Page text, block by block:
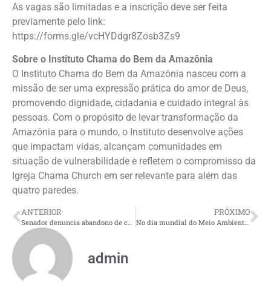
As vagas são limitadas e a inscrição deve ser feita
previamente pelo link:
https://forms.gle/vcHYDdgr8Zosb3Zs9
Sobre o Instituto Chama do Bem da Amazônia
O Instituto Chama do Bem da Amazônia nasceu com a
missão de ser uma expressão prática do amor de Deus,
promovendo dignidade, cidadania e cuidado integral às
pessoas. Com o propósito de levar transformação da
Amazônia para o mundo, o Instituto desenvolve ações
que impactam vidas, alcançam comunidades em
situação de vulnerabilidade e refletem o compromisso da
Igreja Chama Church em ser relevante para além das
quatro paredes.
ANTERIOR
Senador denuncia abandono de comunidades após novo colapso na BR-319
PRÓXIMO
No dia mundial do Meio Ambiente, Boi Caprichoso reforça compromisso com a sustentabilidade
admin